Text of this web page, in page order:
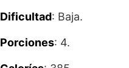
Dificultad: Baja.
Porciones: 4.